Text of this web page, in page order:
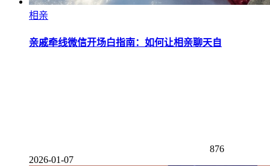
相亲
亲戚牵线微信开场白指南：如何让相亲聊天自
876
2026-01-07